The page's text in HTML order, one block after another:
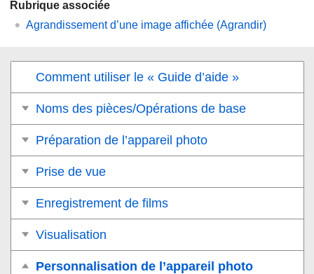
Rubrique associée
Agrandissement d’une image affichée (Agrandir)
Comment utiliser le « Guide d’aide »
Noms des pièces/Opérations de base
Préparation de l’appareil photo
Prise de vue
Enregistrement de films
Visualisation
Personnalisation de l’appareil photo